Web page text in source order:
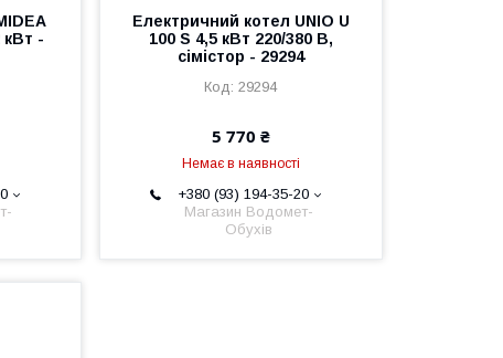
кВт -
Електричний котел UNIO U
100 S 4,5 кВт 220/380 В,
сімістор - 29294
29294
5 770 ₴
Немає в наявності
+380 (93) 194-35-20
Магазин Водомет-
Обухів